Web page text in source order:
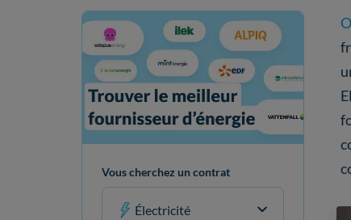
Vous cherchez un contrat
Électricité